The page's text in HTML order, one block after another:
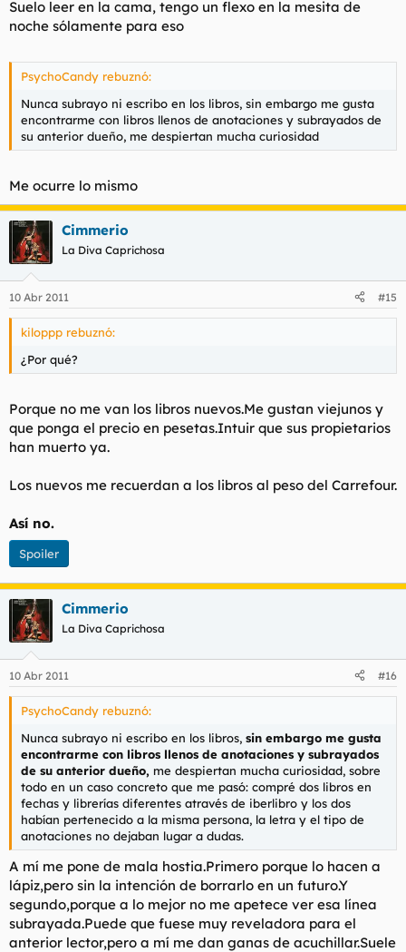
Suelo leer en la cama, tengo un flexo en la mesita de
noche sólamente para eso
PsychoCandy rebuznó:
Nunca subrayo ni escribo en los libros, sin embargo me gusta
encontrarme con libros llenos de anotaciones y subrayados de
su anterior dueño, me despiertan mucha curiosidad
Me ocurre lo mismo
Cimmerio
La Diva Caprichosa
10 Abr 2011 #15
kiloppp rebuznó:
¿Por qué?
Porque no me van los libros nuevos.Me gustan viejunos y
que ponga el precio en pesetas.Intuir que sus propietarios
han muerto ya.
Los nuevos me recuerdan a los libros al peso del Carrefour.
Así no.
Spoiler
Cimmerio
La Diva Caprichosa
10 Abr 2011 #16
PsychoCandy rebuznó:
Nunca subrayo ni escribo en los libros, sin embargo me gusta
encontrarme con libros llenos de anotaciones y subrayados
de su anterior dueño, me despiertan mucha curiosidad, sobre
todo en un caso concreto que me pasó: compré dos libros en
fechas y librerías diferentes através de iberlibro y los dos
habían pertenecido a la misma persona, la letra y el tipo de
anotaciones no dejaban lugar a dudas.
A mí me pone de mala hostia.Primero porque lo hacen a
lápiz,pero sin la intención de borrarlo en un futuro.Y
segundo,porque a lo mejor no me apetece ver esa línea
subrayada.Puede que fuese muy reveladora para el
anterior lector,pero a mí me dan ganas de acuchillar.Suele